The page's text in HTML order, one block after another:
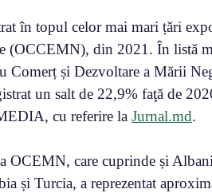
în topul celor mai mari țări
(OCCEMN), din 2021. În listă
Comerț și Dezvoltare a Mării
un salt de 22,9% faţă de
cu referire la Jurnal.md.
OCEMN, care cuprinde și
și Turcia, a reprezentat